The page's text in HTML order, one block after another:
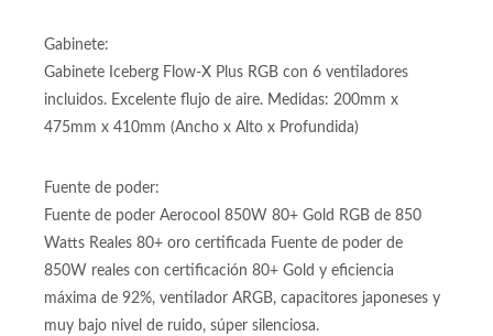
Gabinete:
Gabinete Iceberg Flow-X Plus RGB con 6 ventiladores
incluidos. Excelente flujo de aire. Medidas: 200mm x
475mm x 410mm (Ancho x Alto x Profundida)
Fuente de poder:
Fuente de poder Aerocool 850W 80+ Gold RGB de 850
Watts Reales 80+ oro certificada Fuente de poder de
850W reales con certificación 80+ Gold y eficiencia
máxima de 92%, ventilador ARGB, capacitores japoneses y
muy bajo nivel de ruido, súper silenciosa.